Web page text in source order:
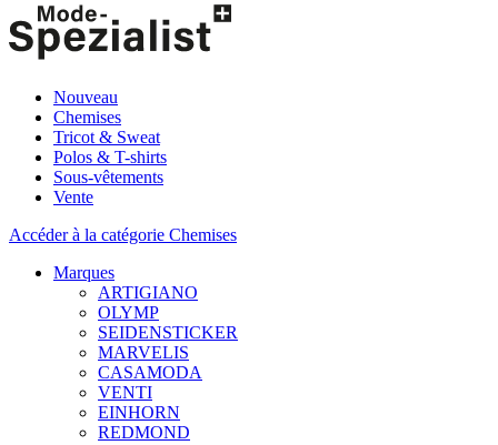
Nouveau
Chemises
Tricot & Sweat
Polos & T-shirts
Sous-vêtements
Vente
Accéder à la catégorie Chemises
Marques
ARTIGIANO
OLYMP
SEIDENSTICKER
MARVELIS
CASAMODA
VENTI
EINHORN
REDMOND